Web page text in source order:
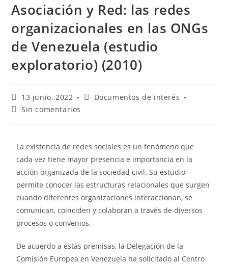
Asociación y Red: las redes
organizacionales en las ONGs
de Venezuela (estudio
exploratorio) (2010)
13 junio, 2022
Documentos de interés
Sin comentarios
La existencia de redes sociales es un fenómeno que
cada vez tiene mayor presencia e importancia en la
acción organizada de la sociedad civil. Su estudio
permite conocer las estructuras relacionales que surgen
cuando diferentes organizaciones interaccionan, se
comunican, coinciden y colaboran a través de diversos
procesos o convenios.
De acuerdo a estas premisas, la Delegación de la
Comisión Europea en Venezuela ha solicitado al Centro